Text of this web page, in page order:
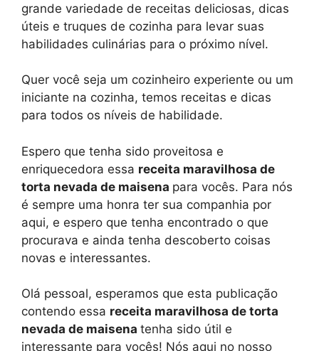
grande variedade de receitas deliciosas, dicas
úteis e truques de cozinha para levar suas
habilidades culinárias para o próximo nível.
Quer você seja um cozinheiro experiente ou um
iniciante na cozinha, temos receitas e dicas
para todos os níveis de habilidade.
Espero que tenha sido proveitosa e
enriquecedora essa receita maravilhosa de
torta nevada de maisena para vocês. Para nós
é sempre uma honra ter sua companhia por
aqui, e espero que tenha encontrado o que
procurava e ainda tenha descoberto coisas
novas e interessantes.
Olá pessoal, esperamos que esta publicação
contendo essa receita maravilhosa de torta
nevada de maisena tenha sido útil e
interessante para vocês! Nós aqui no nosso